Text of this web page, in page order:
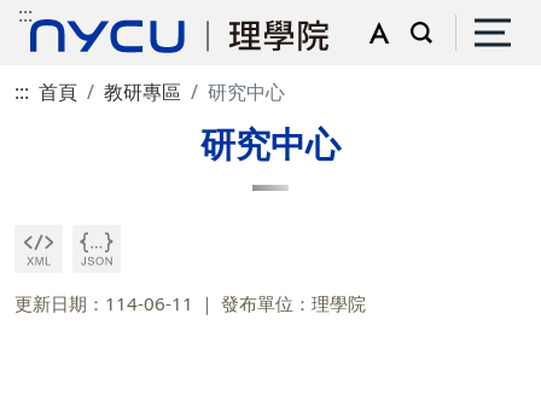
:::
::: 首頁 教研專區 研究中心
研究中心
更新日期：114-06-11 發布單位：理學院